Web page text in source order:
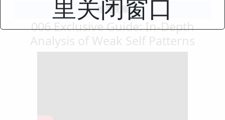
相关视频
006 Exclusive Guide: In-Depth
Analysis of Weak Self Patterns
里关闭窗口